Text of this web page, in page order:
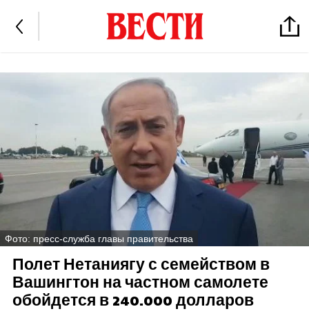
Фото: пресс-служба главы правительства
Полет Нетаниягу с семейством в
Вашингтон на частном самолете
обойдется в 240.000 долларов